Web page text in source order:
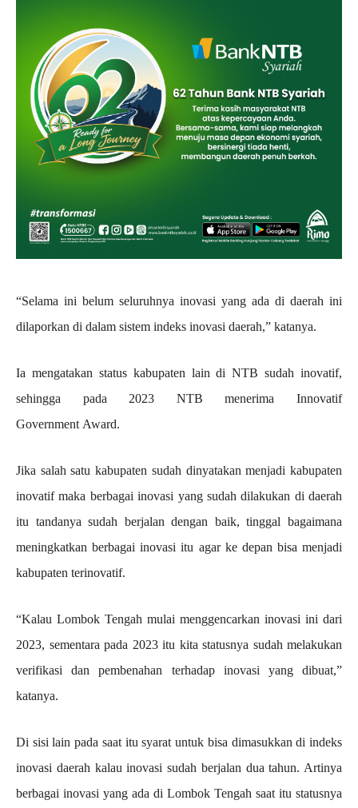
“Selama ini belum seluruhnya inovasi yang ada di daerah ini
dilaporkan di dalam sistem indeks inovasi daerah,” katanya.
Ia mengatakan status kabupaten lain di NTB sudah inovatif,
sehingga pada 2023 NTB menerima Innovatif
Government Award.
Jika salah satu kabupaten sudah dinyatakan menjadi kabupaten
inovatif maka berbagai inovasi yang sudah dilakukan di daerah
itu tandanya sudah berjalan dengan baik, tinggal bagaimana
meningkatkan berbagai inovasi itu agar ke depan bisa menjadi
kabupaten terinovatif.
“Kalau Lombok Tengah mulai menggencarkan inovasi ini dari
2023, sementara pada 2023 itu kita statusnya sudah melakukan
verifikasi dan pembenahan terhadap inovasi yang dibuat,”
katanya.
Di sisi lain pada saat itu syarat untuk bisa dimasukkan di indeks
inovasi daerah kalau inovasi sudah berjalan dua tahun. Artinya
berbagai inovasi yang ada di Lombok Tengah saat itu statusnya